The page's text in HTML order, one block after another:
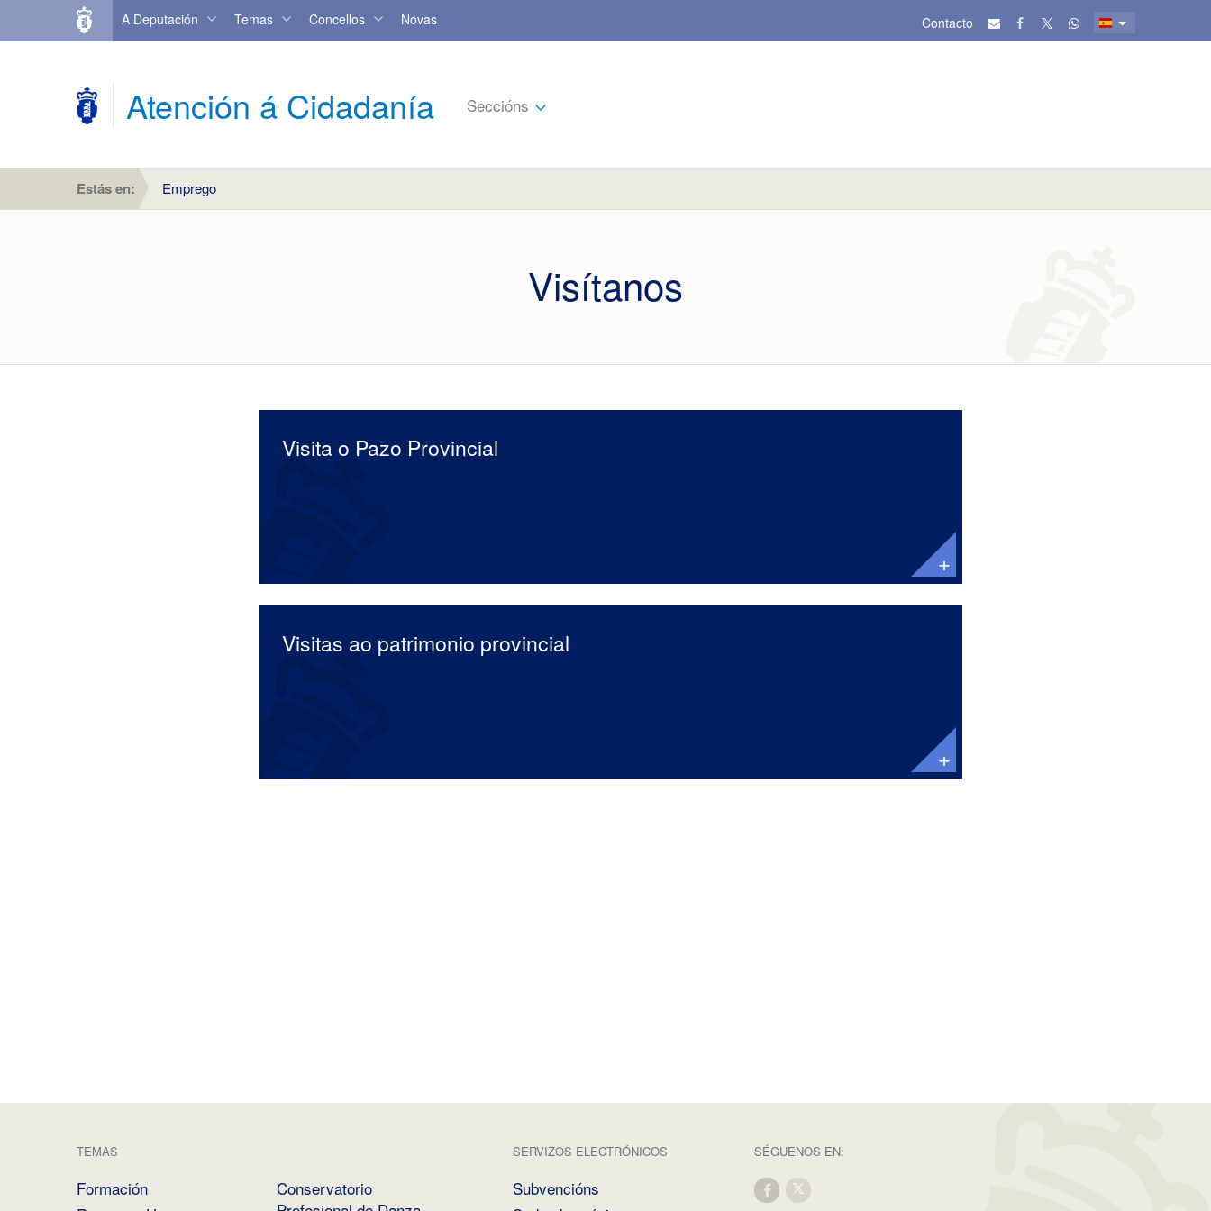
Contacto
A Deputación Temas Concellos Novas
Atención á Cidadanía Seccións
Estás en: Emprego
Visítanos
Visita o Pazo Provincial
Visitas ao patrimonio provincial
TEMAS
Formación
Conservatorio
SERVIZOS ELECTRÓNICOS
Subvencións
SÉGUENOS EN: